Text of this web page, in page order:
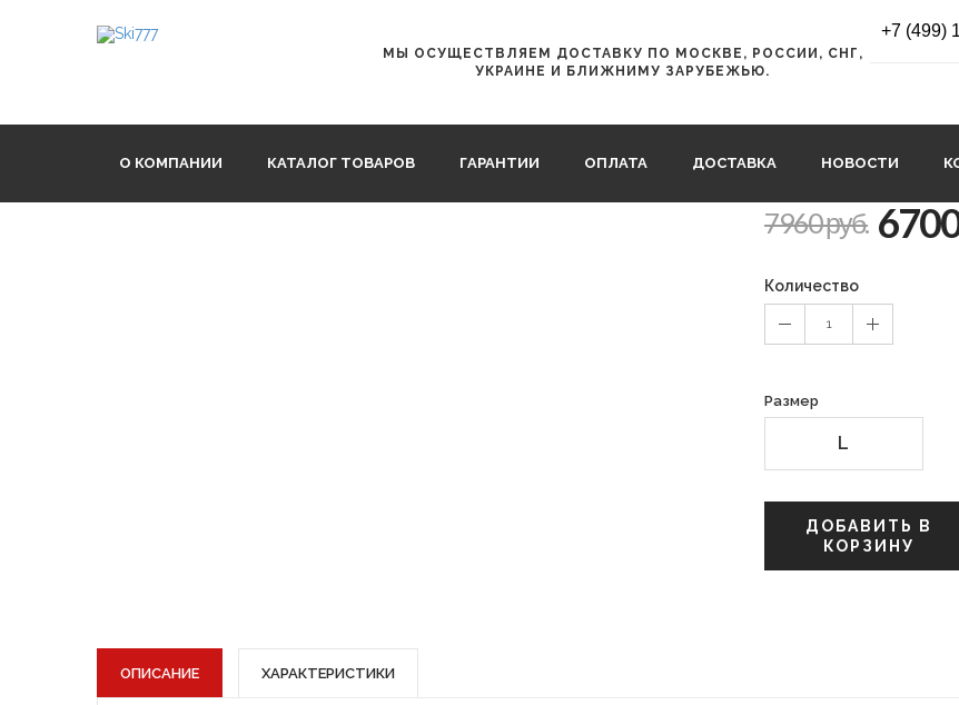
МЫ ОСУЩЕСТВЛЯЕМ ДОСТАВКУ ПО МОСКВЕ, РОССИИ, СНГ,
УКРАИНЕ И БЛИЖНИМУ ЗАРУБЕЖЬЮ.
+7 (499)
О КОМПАНИИ КАТАЛОГ ТОВАРОВ ГАРАНТИИ ОПЛАТА ДОСТАВКА НОВОСТИ
Маска
Yellow
CBG50
7960 руб.
Количество
1
Размер
L
ДОБАВИТЬ В
КОРЗИНУ
ОПИСАНИЕ ХАРАКТЕРИСТИКИ